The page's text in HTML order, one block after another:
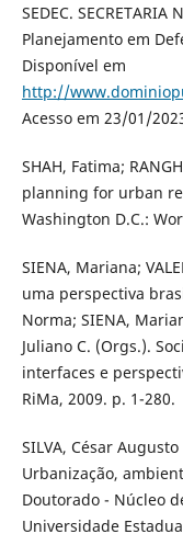
SEDEC.
Planejamento em
Disponível em
http://
Acesso em 23/01/
SHAH, Fatima;
planning for urban
Washington D.C.:
SIENA, Mariana;
uma perspectiva
Norma; SIENA,
Juliano C. (Orgs.).
interfaces e
RiMa, 2009. p. 1-280.
SILVA, César
Urbanização,
Doutorado - Núcleo
Universidade